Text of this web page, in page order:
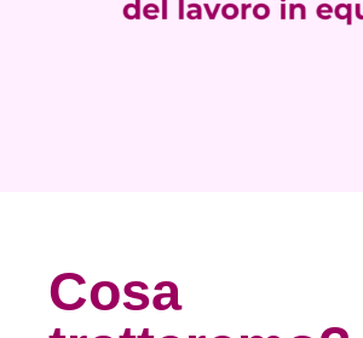
Cosa